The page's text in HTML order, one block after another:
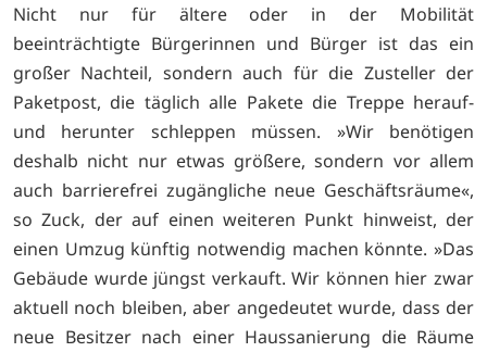
Nicht nur für ältere oder in der Mobilität
beeinträchtigte Bürgerinnen und Bürger ist das ein
großer Nachteil, sondern auch für die Zusteller der
Paketpost, die täglich alle Pakete die Treppe herauf-
und herunter schleppen müssen. »Wir benötigen
deshalb nicht nur etwas größere, sondern vor allem
auch barrierefrei zugängliche neue Geschäftsräume«,
so Zuck, der auf einen weiteren Punkt hinweist, der
einen Umzug künftig notwendig machen könnte. »Das
Gebäude wurde jüngst verkauft. Wir können hier zwar
aktuell noch bleiben, aber angedeutet wurde, dass der
neue Besitzer nach einer Haussanierung die Räume